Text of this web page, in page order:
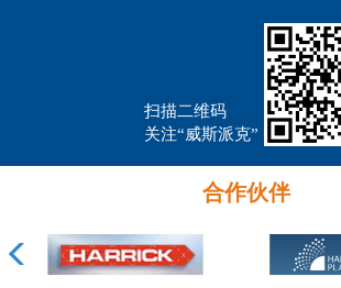
扫描二维码
关注“威斯派克”
合作伙伴